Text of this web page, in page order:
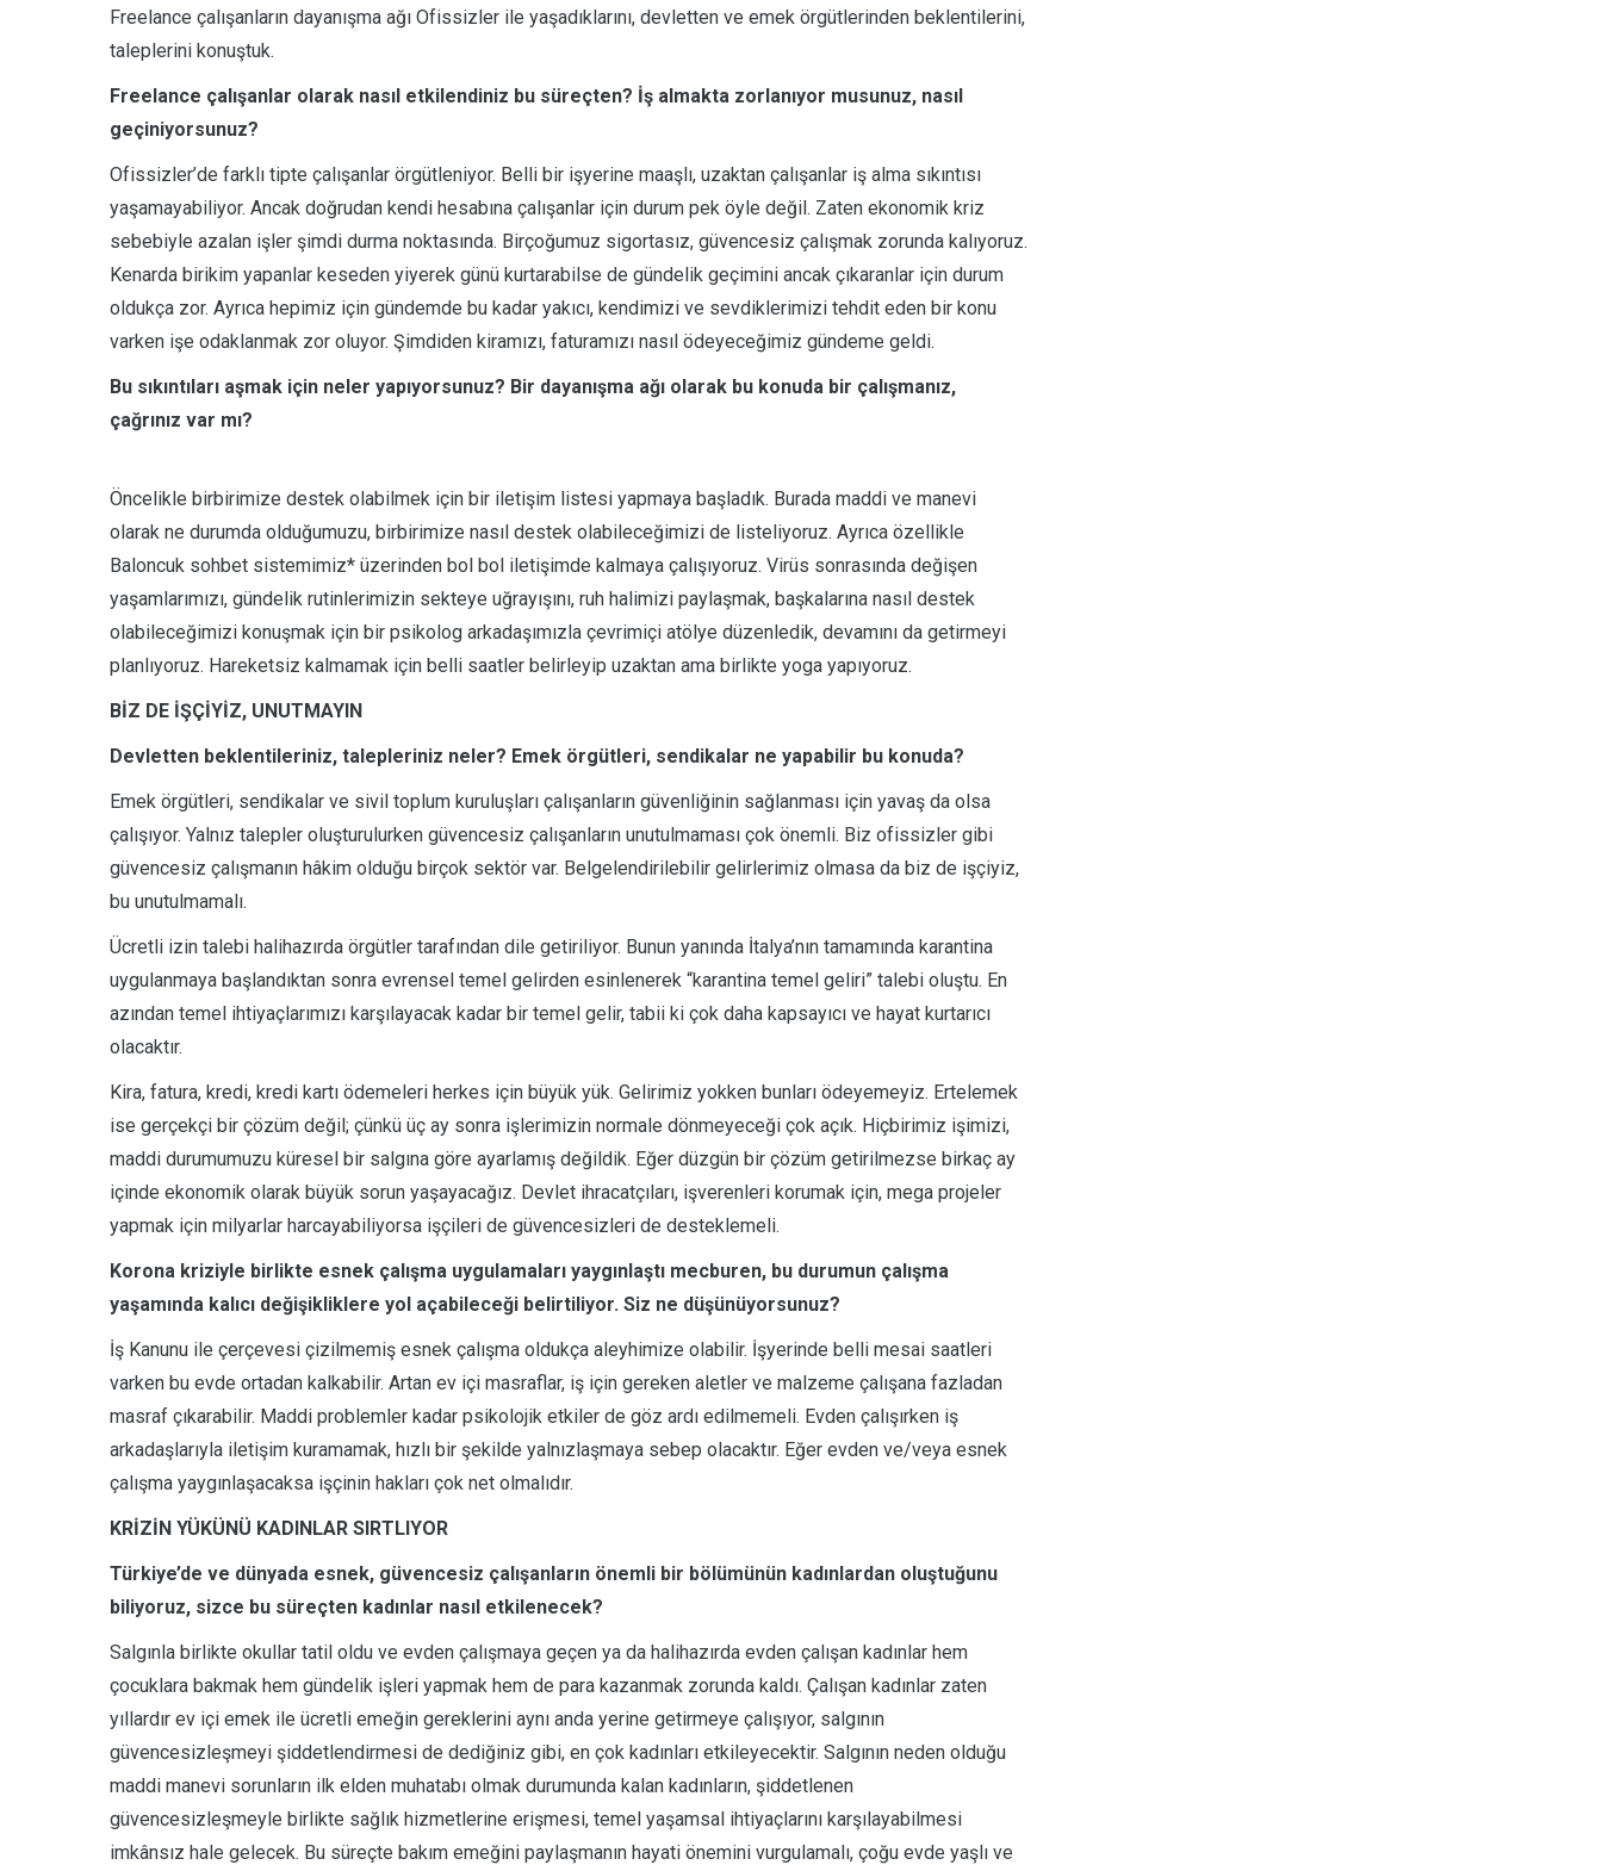
Freelance çalışanların dayanışma ağı Ofissizler ile yaşadıklarını, devletten ve emek örgütlerinden beklentilerini,
taleplerini konuştuk.
Freelance çalışanlar olarak nasıl etkilendiniz bu süreçten? İş almakta zorlanıyor musunuz, nasıl
geçiniyorsunuz?
Ofissizler’de farklı tipte çalışanlar örgütleniyor. Belli bir işyerine maaşlı, uzaktan çalışanlar iş alma sıkıntısı
yaşamayabiliyor. Ancak doğrudan kendi hesabına çalışanlar için durum pek öyle değil. Zaten ekonomik kriz
sebebiyle azalan işler şimdi durma noktasında. Birçoğumuz sigortasız, güvencesiz çalışmak zorunda kalıyoruz.
Kenarda birikim yapanlar keseden yiyerek günü kurtarabilse de gündelik geçimini ancak çıkaranlar için durum
oldukça zor. Ayrıca hepimiz için gündemde bu kadar yakıcı, kendimizi ve sevdiklerimizi tehdit eden bir konu
varken işe odaklanmak zor oluyor. Şimdiden kiramızı, faturamızı nasıl ödeyeceğimiz gündeme geldi.
Bu sıkıntıları aşmak için neler yapıyorsunuz? Bir dayanışma ağı olarak bu konuda bir çalışmanız,
çağrınız var mı?
Öncelikle birbirimize destek olabilmek için bir iletişim listesi yapmaya başladık. Burada maddi ve manevi
olarak ne durumda olduğumuzu, birbirimize nasıl destek olabileceğimizi de listeliyoruz. Ayrıca özellikle
Baloncuk sohbet sistemimiz* üzerinden bol bol iletişimde kalmaya çalışıyoruz. Virüs sonrasında değişen
yaşamlarımızı, gündelik rutinlerimizin sekteye uğrayışını, ruh halimizi paylaşmak, başkalarına nasıl destek
olabileceğimizi konuşmak için bir psikolog arkadaşımızla çevrimiçi atölye düzenledik, devamını da getirmeyi
planlıyoruz. Hareketsiz kalmamak için belli saatler belirleyip uzaktan ama birlikte yoga yapıyoruz.
BİZ DE İŞÇİYİZ, UNUTMAYIN
Devletten beklentileriniz, talepleriniz neler? Emek örgütleri, sendikalar ne yapabilir bu konuda?
Emek örgütleri, sendikalar ve sivil toplum kuruluşları çalışanların güvenliğinin sağlanması için yavaş da olsa
çalışıyor. Yalnız talepler oluşturulurken güvencesiz çalışanların unutulmaması çok önemli. Biz ofissizler gibi
güvencesiz çalışmanın hâkim olduğu birçok sektör var. Belgelendirilebilir gelirlerimiz olmasa da biz de işçiyiz,
bu unutulmamalı.
Ücretli izin talebi halihazırda örgütler tarafından dile getiriliyor. Bunun yanında İtalya’nın tamamında karantina
uygulanmaya başlandıktan sonra evrensel temel gelirden esinlenerek “karantina temel geliri” talebi oluştu. En
azından temel ihtiyaçlarımızı karşılayacak kadar bir temel gelir, tabii ki çok daha kapsayıcı ve hayat kurtarıcı
olacaktır.
Kira, fatura, kredi, kredi kartı ödemeleri herkes için büyük yük. Gelirimiz yokken bunları ödeyemeyiz. Ertelemek
ise gerçekçi bir çözüm değil; çünkü üç ay sonra işlerimizin normale dönmeyeceği çok açık. Hiçbirimiz işimizi,
maddi durumumuzu küresel bir salgına göre ayarlamış değildik. Eğer düzgün bir çözüm getirilmezse birkaç ay
içinde ekonomik olarak büyük sorun yaşayacağız. Devlet ihracatçıları, işverenleri korumak için, mega projeler
yapmak için milyarlar harcayabiliyorsa işçileri de güvencesizleri de desteklemeli.
Korona kriziyle birlikte esnek çalışma uygulamaları yaygınlaştı mecburen, bu durumun çalışma
yaşamında kalıcı değişikliklere yol açabileceği belirtiliyor. Siz ne düşünüyorsunuz?
İş Kanunu ile çerçevesi çizilmemiş esnek çalışma oldukça aleyhimize olabilir. İşyerinde belli mesai saatleri
varken bu evde ortadan kalkabilir. Artan ev içi masraflar, iş için gereken aletler ve malzeme çalışana fazladan
masraf çıkarabilir. Maddi problemler kadar psikolojik etkiler de göz ardı edilmemeli. Evden çalışırken iş
arkadaşlarıyla iletişim kuramamak, hızlı bir şekilde yalnızlaşmaya sebep olacaktır. Eğer evden ve/veya esnek
çalışma yaygınlaşacaksa işçinin hakları çok net olmalıdır.
KRİZİN YÜKÜNÜ KADINLAR SIRTLIYOR
Türkiye’de ve dünyada esnek, güvencesiz çalışanların önemli bir bölümünün kadınlardan oluştuğunu
biliyoruz, sizce bu süreçten kadınlar nasıl etkilenecek?
Salgınla birlikte okullar tatil oldu ve evden çalışmaya geçen ya da halihazırda evden çalışan kadınlar hem
çocuklara bakmak hem gündelik işleri yapmak hem de para kazanmak zorunda kaldı. Çalışan kadınlar zaten
yıllardır ev içi emek ile ücretli emeğin gereklerini aynı anda yerine getirmeye çalışıyor, salgının
güvencesizleşmeyi şiddetlendirmesi de dediğiniz gibi, en çok kadınları etkileyecektir. Salgının neden olduğu
maddi manevi sorunların ilk elden muhatabı olmak durumunda kalan kadınların, şiddetlenen
güvencesizleşmeyle birlikte sağlık hizmetlerine erişmesi, temel yaşamsal ihtiyaçlarını karşılayabilmesi
imkânsız hale gelecek. Bu süreçte bakım emeğini paylaşmanın hayati önemini vurgulamalı, çoğu evde yaşlı ve